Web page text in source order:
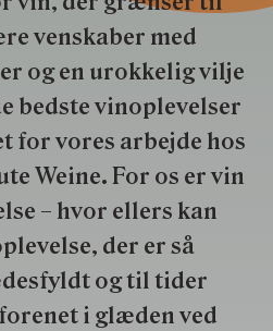
venskaber med
og en urokkelig vilje
bedste vinoplevelser
for vores arbejde hos
Weine. For os er vin
– hvor ellers kan
der er så
og til tider
i glæden ved